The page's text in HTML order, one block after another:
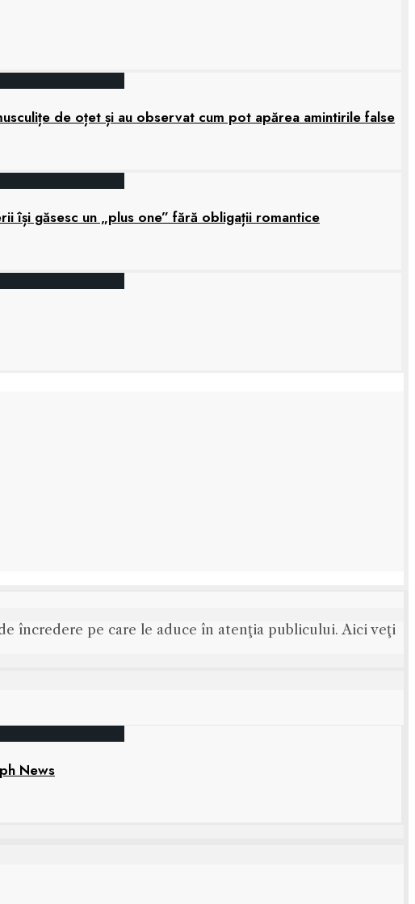
de oțet și au observat cum pot apărea amintirile false
își găsesc un „plus one” fără obligații romantice
încredere pe care le aduce în atenţia publicului. Aici veţi
News